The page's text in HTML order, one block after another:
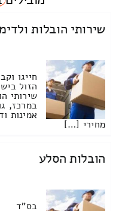
שירותי הובלות
חייגו
הזול
שירותי
במרכז,
אמינות
מחירי […]
הובלות הסלע
בס"ד